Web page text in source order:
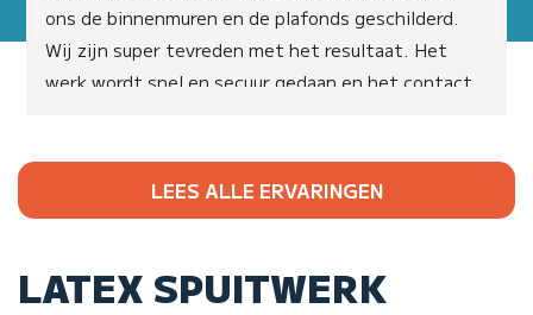
ons de binnenmuren en de plafonds geschilderd.
Wij zijn super tevreden met het resultaat. Het
werk wordt snel en secuur gedaan en het contact
LEES ALLE ERVARINGEN
LATEX SPUITWERK